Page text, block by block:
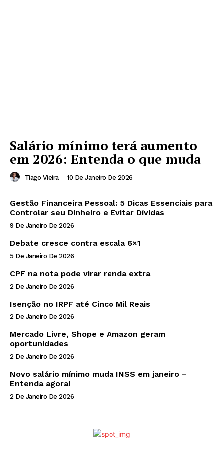
Salário mínimo terá aumento
em 2026: Entenda o que muda
Tiago Vieira - 10 De Janeiro De 2026
Gestão Financeira Pessoal: 5 Dicas Essenciais para
Controlar seu Dinheiro e Evitar Dívidas
9 De Janeiro De 2026
Debate cresce contra escala 6×1
5 De Janeiro De 2026
CPF na nota pode virar renda extra
2 De Janeiro De 2026
Isenção no IRPF até Cinco Mil Reais
2 De Janeiro De 2026
Mercado Livre, Shope e Amazon geram
oportunidades
2 De Janeiro De 2026
Novo salário mínimo muda INSS em janeiro –
Entenda agora!
2 De Janeiro De 2026